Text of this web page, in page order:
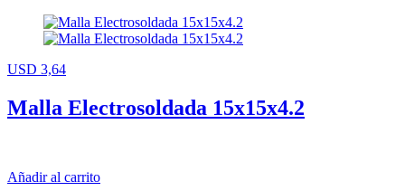
USD 3,64
Malla Electrosoldada 15x15x4.2
Añadir al carrito